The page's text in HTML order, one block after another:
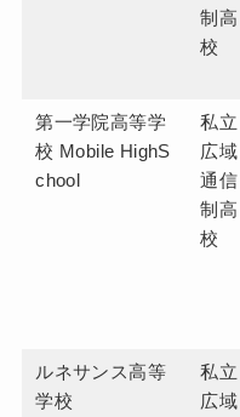
制高
校
第一学院高等学
校 Mobile HighS
chool
私立
広域
通信
制高
校
ルネサンス高等
学校
私立
広域